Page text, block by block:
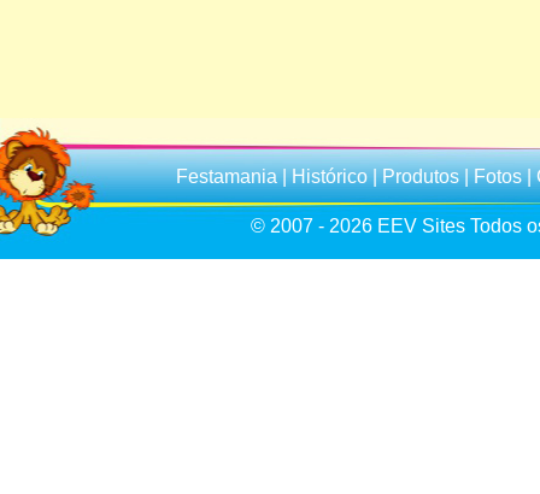
Festamania|Histórico|Produtos|Fotos|
© 2007 - 2026 EEV Sites Todos